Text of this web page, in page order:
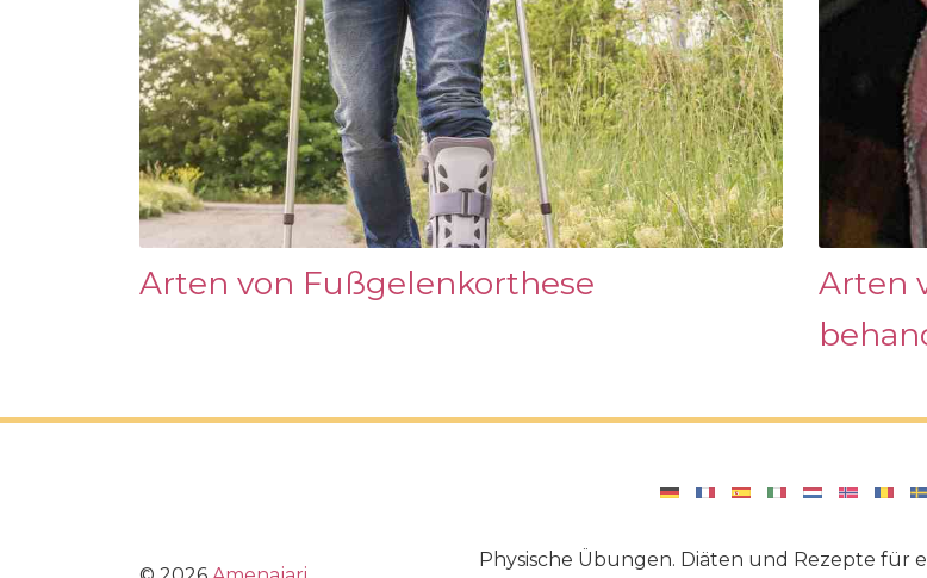
Arten von Fußgelenkorthese
Arten
Physische Übungen. Diäten und Rezepte für